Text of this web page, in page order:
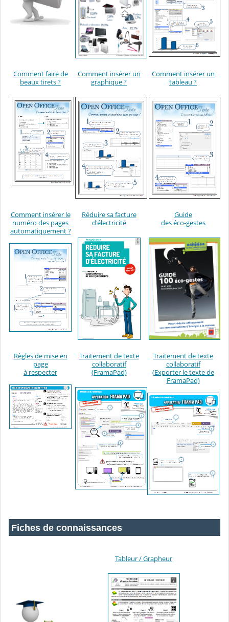
Comment faire de
beaux tirets ?
Comment insérer un
graphique ?
Comment insérer un
tableau ?
Comment insérer le
numéro des pages
automatiquement ?
Réduire sa facture
d'électricité
Guide
des éco-gestes
Règles de mise en
page
à respecter
Traitement de texte
collaboratif
(FramaPad)
Traitement de texte
collaboratif
(Exporter le texte de
FramaPad)
Fiches de connaissances
Tableur / Grapheur